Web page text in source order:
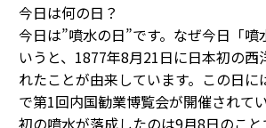
今日は何の日？
今日は”噴水の日”です。なぜ今日「噴
いうと、1877年8月21日に日本初の西
れたことが由来しています。この日に
で第1回内国勧業博覧会が開催されて
初の噴水が落成したのは9月8日のこ